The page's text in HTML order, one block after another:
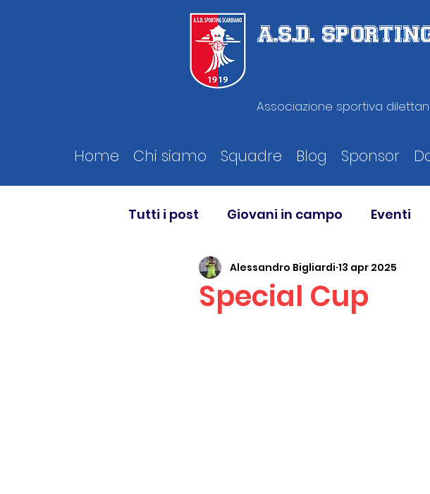
A.S.D.
Associazione sportiva
Home Chi siamo Squadre Blog Sponsor
Tutti i post Giovani in campo Eventi
Special Cup
Alessandro Bigliardi 13 apr 2025